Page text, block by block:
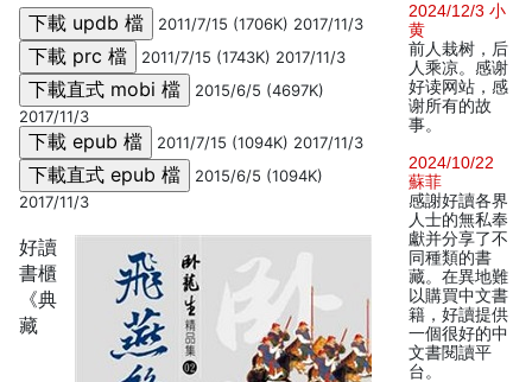
2011/7/15 (1706K) 2017/11/3
2011/7/15 (1743K) 2017/11/3
2015/6/5 (4697K)
2017/11/3
2011/7/15 (1094K) 2017/11/3
2015/6/5 (1094K)
2017/11/3
好讀
書櫃
《典
藏
2024/12/3 小
黄
前人栽树，后
人乘凉。感谢
好读网站，感
谢所有的故
事。
2024/10/22
蘇菲
感謝好讀各界
人士的無私奉
獻并分享了不
同種類的書
藏。在異地難
以購買中文書
籍，好讀提供
一個很好的中
文書閱讀平
台。